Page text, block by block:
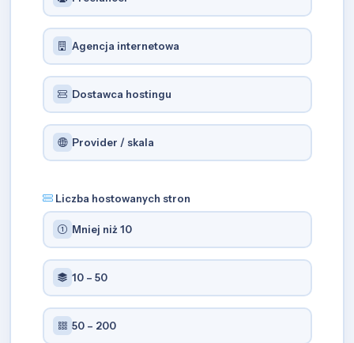
Agencja internetowa
Dostawca hostingu
Provider / skala
Liczba hostowanych stron
Mniej niż 10
10 – 50
50 – 200